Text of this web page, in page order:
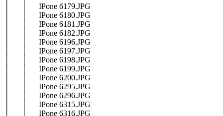
│ │ IPone 6179.JPG
│ │ IPone 6180.JPG
│ │ IPone 6181.JPG
│ │ IPone 6182.JPG
│ │ IPone 6196.JPG
│ │ IPone 6197.JPG
│ │ IPone 6198.JPG
│ │ IPone 6199.JPG
│ │ IPone 6200.JPG
│ │ IPone 6295.JPG
│ │ IPone 6296.JPG
│ │ IPone 6315.JPG
│ │ IPone 6316.JPG